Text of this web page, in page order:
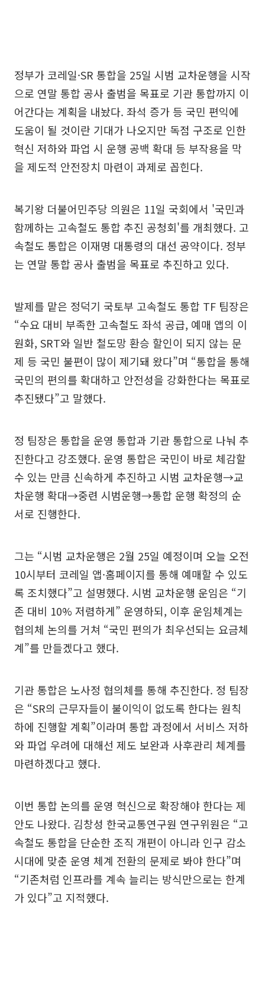
정부가 코레일·SR 통합을 25일 시범 교차운행을 시작
으로 연말 통합 공사 출범을 목표로 기관 통합까지 이
어간다는 계획을 내놨다. 좌석 증가 등 국민 편익에
도움이 될 것이란 기대가 나오지만 독점 구조로 인한
혁신 저하와 파업 시 운행 공백 확대 등 부작용을 막
을 제도적 안전장치 마련이 과제로 꼽힌다.
복기왕 더불어민주당 의원은 11일 국회에서 '국민과
함께하는 고속철도 통합 추진 공청회'를 개최했다. 고
속철도 통합은 이재명 대통령의 대선 공약이다. 정부
는 연말 통합 공사 출범을 목표로 추진하고 있다.
발제를 맡은 정덕기 국토부 고속철도 통합 TF 팀장은
“수요 대비 부족한 고속철도 좌석 공급, 예매 앱의 이
원화, SRT와 일반 철도망 환승 할인이 되지 않는 문
제 등 국민 불편이 많이 제기돼 왔다”며 “통합을 통해
국민의 편의를 확대하고 안전성을 강화한다는 목표로
추진됐다”고 말했다.
정 팀장은 통합을 운영 통합과 기관 통합으로 나눠 추
진한다고 강조했다. 운영 통합은 국민이 바로 체감할
수 있는 만큼 신속하게 추진하고 시범 교차운행→교
차운행 확대→중련 시범운행→통합 운행 확정의 순
서로 진행한다.
그는 “시범 교차운행은 2월 25일 예정이며 오늘 오전
10시부터 코레일 앱·홈페이지를 통해 예매할 수 있도
록 조치했다”고 설명했다. 시범 교차운행 운임은 “기
존 대비 10% 저렴하게” 운영하되, 이후 운임체계는
협의체 논의를 거쳐 “국민 편의가 최우선되는 요금체
계”를 만들겠다고 했다.
기관 통합은 노사정 협의체를 통해 추진한다. 정 팀장
은 “SR의 근무자들이 불이익이 없도록 한다는 원칙
하에 진행할 계획”이라며 통합 과정에서 서비스 저하
와 파업 우려에 대해선 제도 보완과 사후관리 체계를
마련하겠다고 했다.
이번 통합 논의를 운영 혁신으로 확장해야 한다는 제
안도 나왔다. 김창성 한국교통연구원 연구위원은 “고
속철도 통합을 단순한 조직 개편이 아니라 인구 감소
시대에 맞춘 운영 체계 전환의 문제로 봐야 한다”며
“기존처럼 인프라를 계속 늘리는 방식만으로는 한계
가 있다”고 지적했다.